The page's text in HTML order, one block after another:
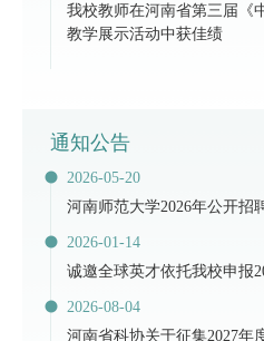
我校教师在河南省第三届《
教学展示活动中获佳绩
通知公告
2026-05-20
河南师范大学2026年公开招
2026-01-14
诚邀全球英才依托我校申报
2026-08-04
河南省科协关于征集2027年